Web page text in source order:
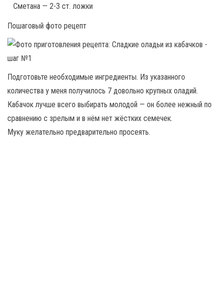
Сметана — 2-3 ст. ложки
Пошаговый фото рецепт
Подготовьте необходимые ингредиенты. Из указанного
количества у меня получилось 7 довольно крупных оладий.
Кабачок лучше всего выбирать молодой — он более нежный по
сравнению с зрелым и в нём нет жёстких семечек.
Муку желательно предварительно просеять.